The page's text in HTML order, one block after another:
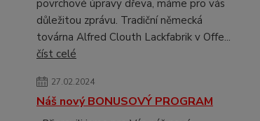
povrchové úpravy dřeva, máme pro vás
důležitou zprávu. Tradiční německá
továrna Alfred Clouth Lackfabrik v Offe...
číst celé
27.02.2024
Náš nový BONUSOVÝ PROGRAM